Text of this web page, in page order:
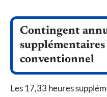
Contingent
conventionnel
Les 17,33 heures